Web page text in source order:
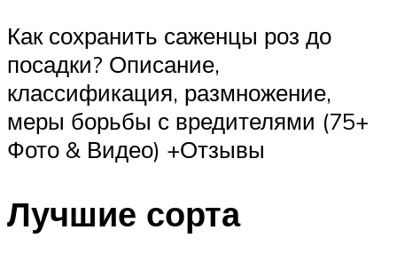
Как сохранить саженцы роз до
посадки? Описание,
классификация, размножение,
меры борьбы с вредителями (75+
Фото & Видео) +Отзывы
Лучшие сорта